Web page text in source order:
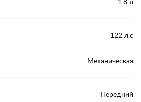
122 л.с
Механическая
Передний